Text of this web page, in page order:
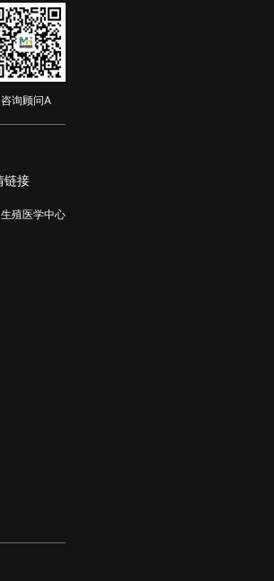
咨询顾问A
链接
殖医学中心